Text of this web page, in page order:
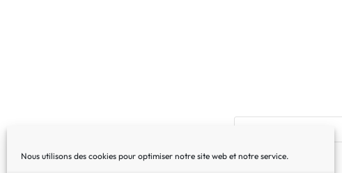
Nous utilisons des cookies pour optimiser notre site web et notre service.